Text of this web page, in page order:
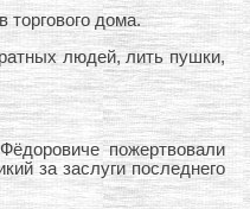
торгового дома.
людей, лить пушки,
пожертвовали
за заслуги последнего